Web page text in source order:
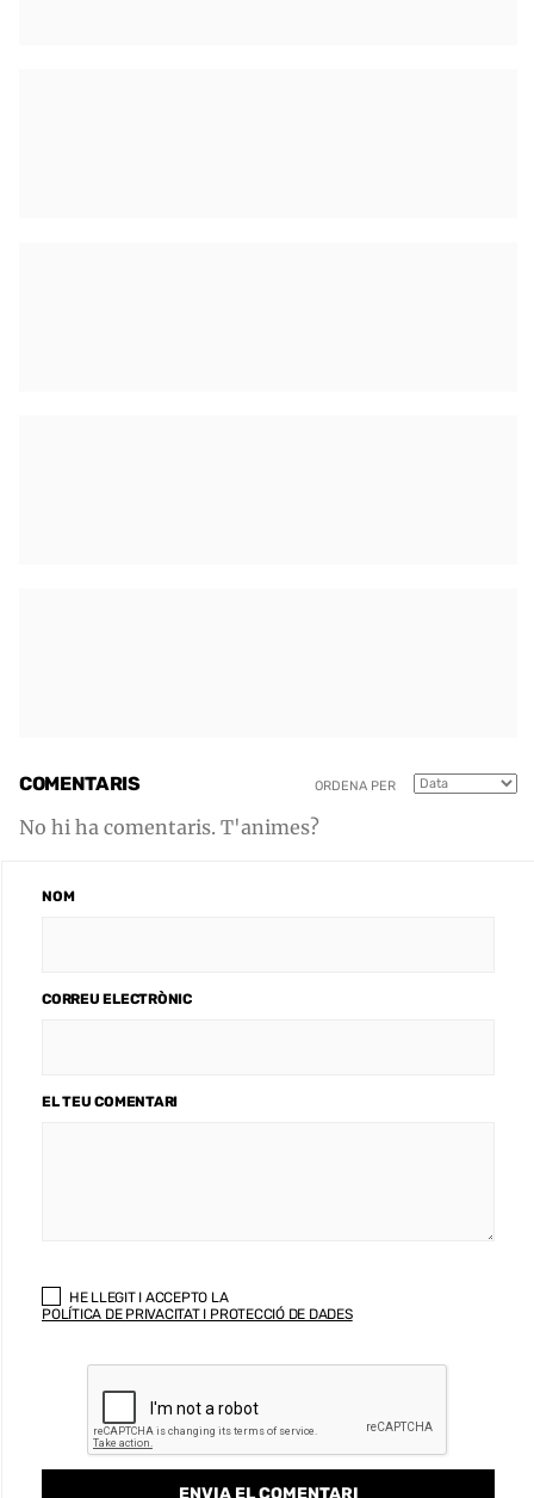
COMENTARIS ORDENA PER
No hi ha comentaris. T'animes?
NOM
CORREU ELECTRÒNIC
EL TEU COMENTARI
HE LLEGIT I ACCEPTO LA
POLÍTICA DE PRIVACITAT I PROTECCIÓ DE DADES